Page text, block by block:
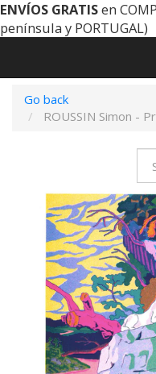
ENVÍOS GRATISen
península y PORTUGAL)
Go back
ROUSSIN Simon -